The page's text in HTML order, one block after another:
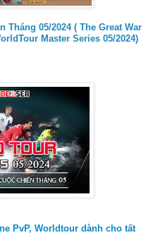
05/2024 ( The Great War
Master Series 05/2024)
PvP, Worldtour dành cho tất